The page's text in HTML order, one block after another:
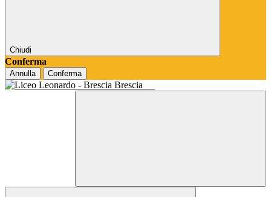
Chiudi
Conferma
Annulla Conferma
Brescia